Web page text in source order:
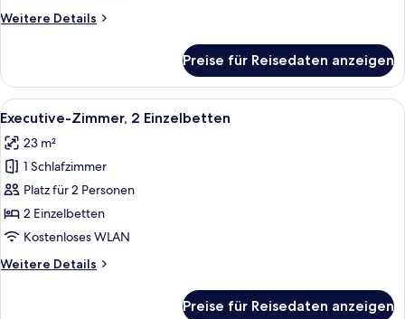
Weitere Details
Weitere
Zimmer,
1 King-
Bett
Preise für Reisedaten anzeigen
Alle
Fotos
für
Executive-
Zimmer,
2 Einzelbetten
anzeigen
Ein Hotelzimmer mit zwei Betten,
4
Executive-Zimmer, 2 Einzelbetten
23 m²
1 Schlafzimmer
Platz für 2 Personen
2 Einzelbetten
Kostenloses WLAN
Weitere Details
Weitere
Preise für Reisedaten anzeigen